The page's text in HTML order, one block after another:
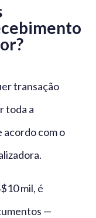
transação
toda a
acordo com o
mil, é
—